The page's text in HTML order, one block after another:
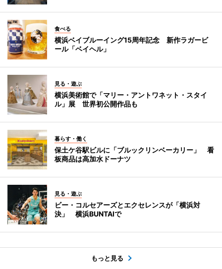
食べる
横浜ベイブルーイング15周年記念 新作ラガービ
ール「ベイヘル」
見る・遊ぶ
横浜美術館で「マリー・アントワネット・スタイ
ル」展 世界初公開作品も
暮らす・働く
保土ケ谷駅ビルに「ブルックリンベーカリー」 看
板商品は高加水ドーナツ
見る・遊ぶ
ビー・コルセアーズとエクセレンスが「横浜対
決」 横浜BUNTAIで
もっと見る